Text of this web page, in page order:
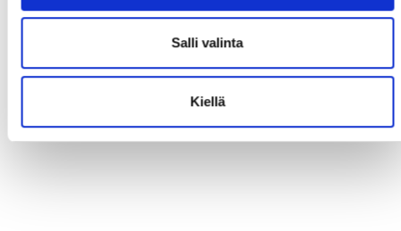
Salli valinta
Kiellä